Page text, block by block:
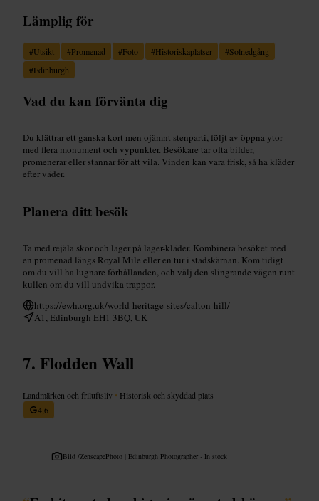
Lämplig för
#Utsikt #Promenad #Foto #Historiskaplatser #Solnedgång
#Edinburgh
Vad du kan förvänta dig
Du klättrar ett ganska kort men ojämnt stenparti, följt av öppna ytor
med flera monument och vypunkter. Besökare tar ofta bilder,
promenerar eller stannar för att vila. Vinden kan vara frisk, så ha kläder
efter väder.
Planera ditt besök
Ta med rejäla skor och lager på lager-kläder. Kombinera besöket med
en promenad längs Royal Mile eller en tur i stadskärnan. Kom tidigt
om du vill ha lugnare förhållanden, och välj den slingrande vägen runt
kullen om du vill undvika trappor.
https://ewh.org.uk/world-heritage-sites/calton-hill/
A1, Edinburgh EH1 3BQ, UK
Flodden Wall
Landmärken och friluftsliv • Historisk och skyddad plats
4,6
Bild /ZenscapePhoto | Edinburgh Photographer · In stock